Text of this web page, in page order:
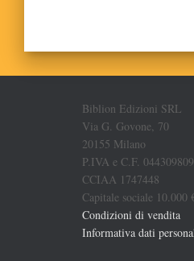
Biblion Edizioni SRL
Via G. Govone, 70
20155 Milano
P.IVA e C.F.
CCIAA 1747448
Capitale sociale 10.000
Condizioni di vendita
Informativa dati